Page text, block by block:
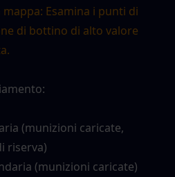
mappa: Esamina i punti di
di bottino di alto valore
(munizioni caricate,
riserva)
(munizioni caricate)